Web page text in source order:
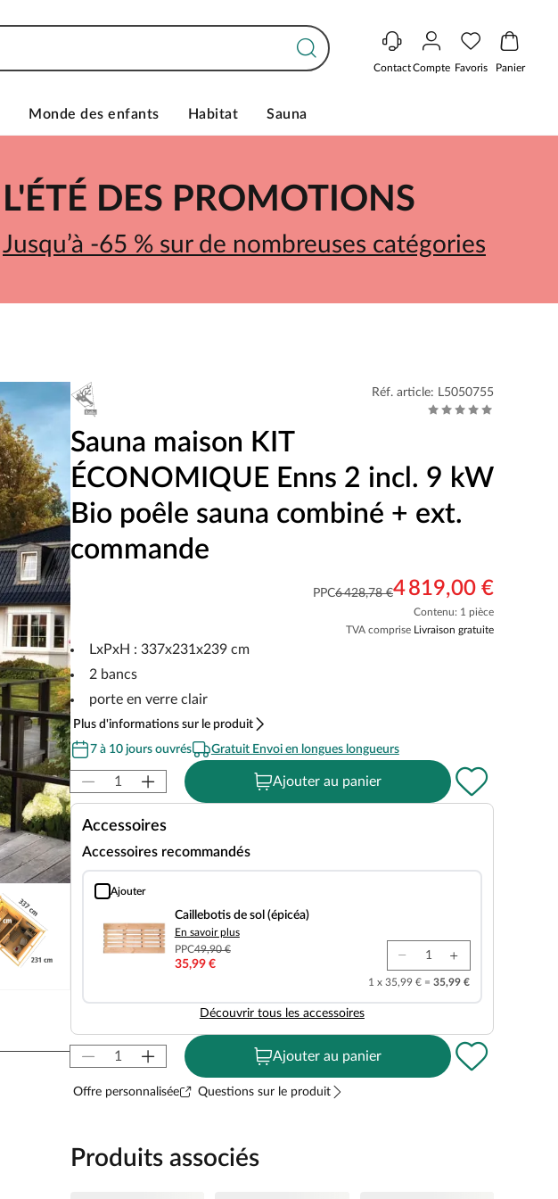
ContactCompte Favoris Panier
Monde des enfants Habitat Sauna
L'ÉTÉ DES PROMOTIONS
Jusqu’à -65 % sur de nombreuses catégories
Réf. article: L5050755
Sauna maison KIT
ÉCONOMIQUE Enns 2 incl. 9 kW
Bio poêle sauna combiné + ext.
commande
PPC6 428,78 €4 819,00 €
Contenu: 1 pièce
TVA comprise Livraison gratuite
LxPxH : 337x231x239 cm
2 bancs
porte en verre clair
Plus d'informations sur le produit
7 à 10 jours ouvrés
Gratuit Envoi en longues longueurs
Ajouter au panier
Accessoires
Accessoires recommandés
Ajouter
Caillebotis de sol (épicéa)
Caillebotis de sol (épicéa)
En savoir plus
PPC49,90 €
35,99 €
1 x 35,99 € = 35,99 €
Découvrir tous les accessoires
Ajouter au panier
Offre personnalisée Questions sur le produit
Produits associés